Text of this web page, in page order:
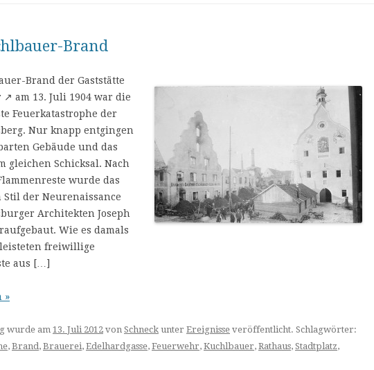
Brand
Brand der Gaststätte
am 13. Juli 1904 war die
Feuerkatastrophe der
Nur knapp entgingen
Gebäude und das
gleichen Schicksal. Nach
wurde das
Stil der Neurenaissance
Architekten Joseph
Wie es damals
freiwillige
aus […]
»
wurde am13. Juli 2012 von Schneck unter Ereignisse veröffentlicht. Schlagwörter:
, Brand, Brauerei, Edelhardgasse, Feuerwehr, Kuchlbauer, Rathaus, Stadtplatz,